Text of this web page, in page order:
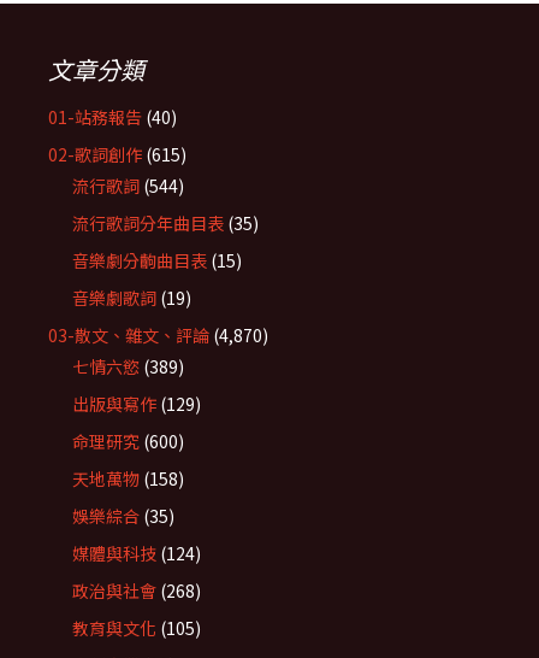
文章分類
01-站務報告 (40)
02-歌詞創作 (615)
流行歌詞 (544)
流行歌詞分年曲目表 (35)
音樂劇分齣曲目表 (15)
音樂劇歌詞 (19)
03-散文、雜文、評論 (4,870)
七情六慾 (389)
出版與寫作 (129)
命理研究 (600)
天地萬物 (158)
娛樂綜合 (35)
媒體與科技 (124)
政治與社會 (268)
教育與文化 (105)